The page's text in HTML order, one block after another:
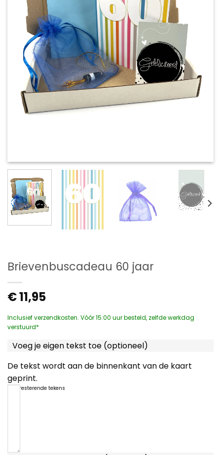
Brievenbuscadeau 60 jaar
€11,95
Inclusief verzendkosten. Vóór 15:00 uur besteld, zelfde werkdag
verstuurd*
Voeg je eigen tekst toe (optioneel)
De tekst wordt aan de binnenkant van de kaart
geprint.
resterende tekens